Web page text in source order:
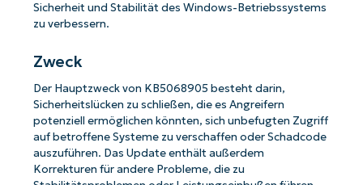
Sicherheit und Stabilität des Windows-Betriebssystems
zu verbessern.
Zweck
Der Hauptzweck von KB5068905 besteht darin,
Sicherheitslücken zu schließen, die es Angreifern
potenziell ermöglichen könnten, sich unbefugten Zugriff
auf betroffene Systeme zu verschaffen oder Schadcode
auszuführen. Das Update enthält außerdem
Korrekturen für andere Probleme, die zu